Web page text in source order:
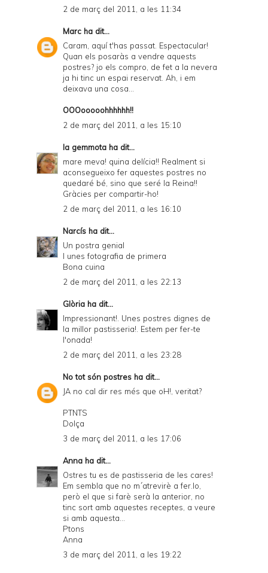
2 de març del 2011, a les 11:34
Marc ha dit...
Caram, aquí t'has passat. Espectacular!
Quan els posaràs a vendre aquests
postres? jo els compro, de fet a la nevera
ja hi tinc un espai reservat. Ah, i em
deixava una cosa...
OOOooooohhhhhh!!
2 de març del 2011, a les 15:10
la gemmota ha dit...
mare meva! quina delícia!! Realment si
aconsegueixo fer aquestes postres no
quedaré bé, sino que seré la Reina!!
Gràcies per compartir-ho!
2 de març del 2011, a les 16:10
Narcís ha dit...
Un postra genial
I unes fotografia de primera
Bona cuina
2 de març del 2011, a les 22:13
Glòria ha dit...
Impressionant!. Unes postres dignes de
la millor pastisseria!. Estem per fer-te
l'onada!
2 de març del 2011, a les 23:28
No tot són postres ha dit...
JA no cal dir res més que oH!, veritat?
PTNTS
Dolça
3 de març del 2011, a les 17:06
Anna ha dit...
Ostres tu es de pastisseria de les cares!
Em sembla que no m´atrevirè a fer.lo,
però el que si farè serà la anterior, no
tinc sort amb aquestes receptes, a veure
si amb aquesta...
Ptons
Anna
3 de març del 2011, a les 19:22